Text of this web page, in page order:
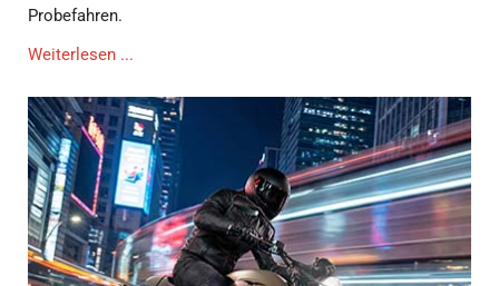
Probefahren.
Weiterlesen ...